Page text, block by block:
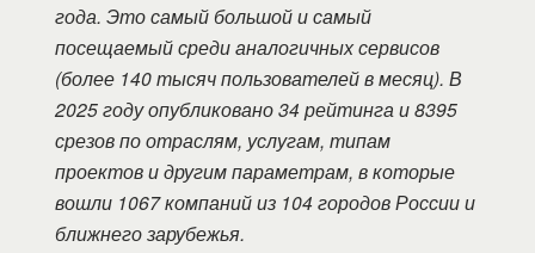
года. Это самый большой и самый
посещаемый среди аналогичных сервисов
(более 140 тысяч пользователей в месяц). В
2025 году опубликовано 34 рейтинга и 8395
срезов по отраслям, услугам, типам
проектов и другим параметрам, в которые
вошли 1067 компаний из 104 городов России и
ближнего зарубежья.